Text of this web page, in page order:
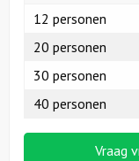
12 personen
20 personen
30 personen
40 personen
Vraag